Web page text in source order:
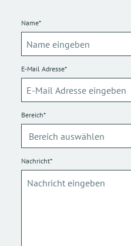
Name*
E-Mail Adresse*
Bereich*
Nachricht*